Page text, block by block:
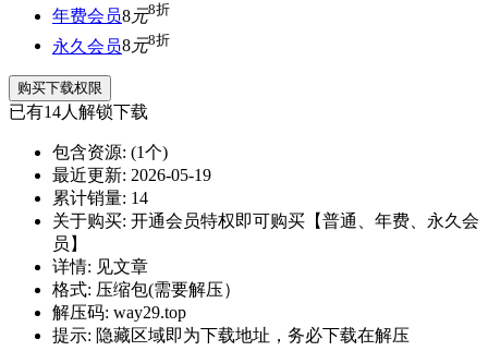
年费会员8元8折
永久会员8元8折
购买下载权限
已有14人解锁下载
包含资源: (1个)
最近更新: 2026-05-19
累计销量: 14
关于购买: 开通会员特权即可购买【普通、年费、永久会
员】
详情: 见文章
格式: 压缩包(需要解压）
解压码: way29.top
提示: 隐藏区域即为下载地址，务必下载在解压